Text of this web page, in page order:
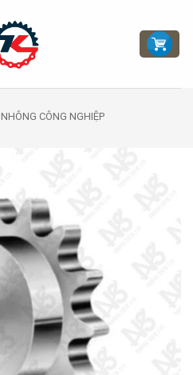
NHÔNG CÔNG NGHIỆP